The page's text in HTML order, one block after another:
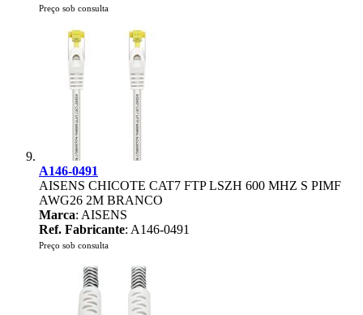
Preço sob consulta
A146-0491
AISENS CHICOTE CAT7 FTP LSZH 600 MHZ S PIMF
AWG26 2M BRANCO
Marca: AISENS
Ref. Fabricante: A146-0491
Preço sob consulta